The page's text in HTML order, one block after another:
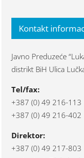
Kontakt
Javno Preduzeće
distrikt BiH Ulica
Tel/fax:
+387 (0) 49 216-113
+387 (0) 49 216-402
Direktor:
+387 (0) 49 217-803